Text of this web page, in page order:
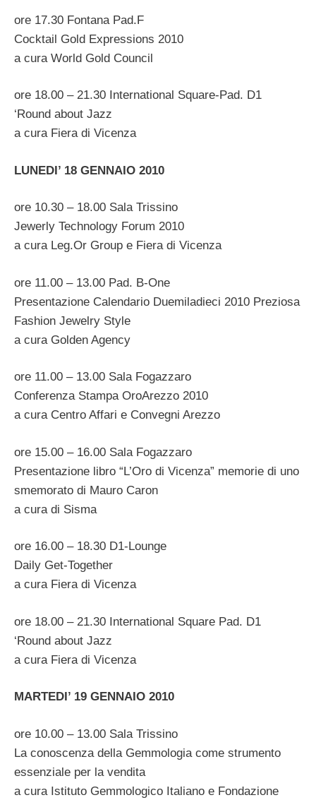
ore 17.30 Fontana Pad.F
Cocktail Gold Expressions 2010
a cura World Gold Council
ore 18.00 – 21.30 International Square-Pad. D1
‘Round about Jazz
a cura Fiera di Vicenza
LUNEDI’ 18 GENNAIO 2010
ore 10.30 – 18.00 Sala Trissino
Jewerly Technology Forum 2010
a cura Leg.Or Group e Fiera di Vicenza
ore 11.00 – 13.00 Pad. B-One
Presentazione Calendario Duemiladieci 2010 Preziosa
Fashion Jewelry Style
a cura Golden Agency
ore 11.00 – 13.00 Sala Fogazzaro
Conferenza Stampa OroArezzo 2010
a cura Centro Affari e Convegni Arezzo
ore 15.00 – 16.00 Sala Fogazzaro
Presentazione libro “L’Oro di Vicenza” memorie di uno
smemorato di Mauro Caron
a cura di Sisma
ore 16.00 – 18.30 D1-Lounge
Daily Get-Together
a cura Fiera di Vicenza
ore 18.00 – 21.30 International Square Pad. D1
‘Round about Jazz
a cura Fiera di Vicenza
MARTEDI’ 19 GENNAIO 2010
ore 10.00 – 13.00 Sala Trissino
La conoscenza della Gemmologia come strumento
essenziale per la vendita
a cura Istituto Gemmologico Italiano e Fondazione